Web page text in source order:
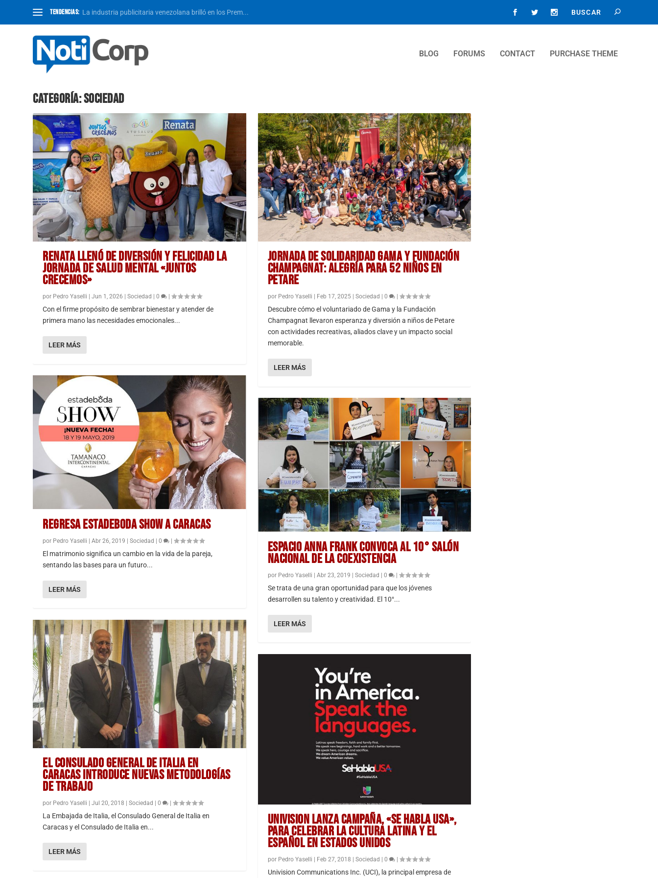
TENDENCIAS: La industria publicitaria venezolana brilló en los Prem...
BLOG FORUMS CONTACT PURCHASE THEME
CATEGORÍA:SOCIEDAD
RENATA LLENÓ DE DIVERSIÓN Y FELICIDAD LA
JORNADA DE SALUD MENTAL «JUNTOS
CRECEMOS»
por Pedro Yaselli |Jun 1, 2026 |Sociedad |0 |
Con el firme propósito de sembrar bienestar y atender de
primera mano las necesidades emocionales...
LEER MÁS
REGRESA ESTADEBODA SHOW A CARACAS
por Pedro Yaselli |Abr 26, 2019 |Sociedad |0 |
El matrimonio significa un cambio en la vida de la pareja,
sentando las bases para un futuro...
LEER MÁS
EL CONSULADO GENERAL DE ITALIA EN
CARACAS INTRODUCE NUEVAS METODOLOGÍAS
DE TRABAJO
por Pedro Yaselli |Jul 20, 2018 |Sociedad |0 |
La Embajada de Italia, el Consulado General de Italia en
Caracas y el Consulado de Italia en...
LEER MÁS
JORNADA DE SOLIDARIDAD GAMA Y FUNDACIÓN
CHAMPAGNAT: ALEGRÍA PARA 52 NIÑOS EN
PETARE
por Pedro Yaselli Feb 17, 2025| Sociedad 0 |
Descubre cómo el voluntariado de Gama y la Fundación
Champagnat llevaron esperanza y diversión a niños de Petare
con actividades recreativas, aliados clave y un impacto social
memorable.
LEER MÁS
ESPACIO ANNA FRANK CONVOCA AL 10° SALÓN
NACIONAL DE LA COEXISTENCIA
por Pedro Yaselli Abr 23, 2019 Sociedad 0 |
Se trata de una gran oportunidad para que los jóvenes
desarrollen su talento y creatividad. El 10°...
LEER MÁS
UNIVISION LANZA CAMPAÑA, «SE HABLA USA»,
PARA CELEBRAR LA CULTURA LATINA Y EL
ESPAÑOL EN ESTADOS UNIDOS
por Pedro Yaselli Feb 27, 2018 Sociedad 0 |
Univision Communications Inc. (UCI), la principal empresa de